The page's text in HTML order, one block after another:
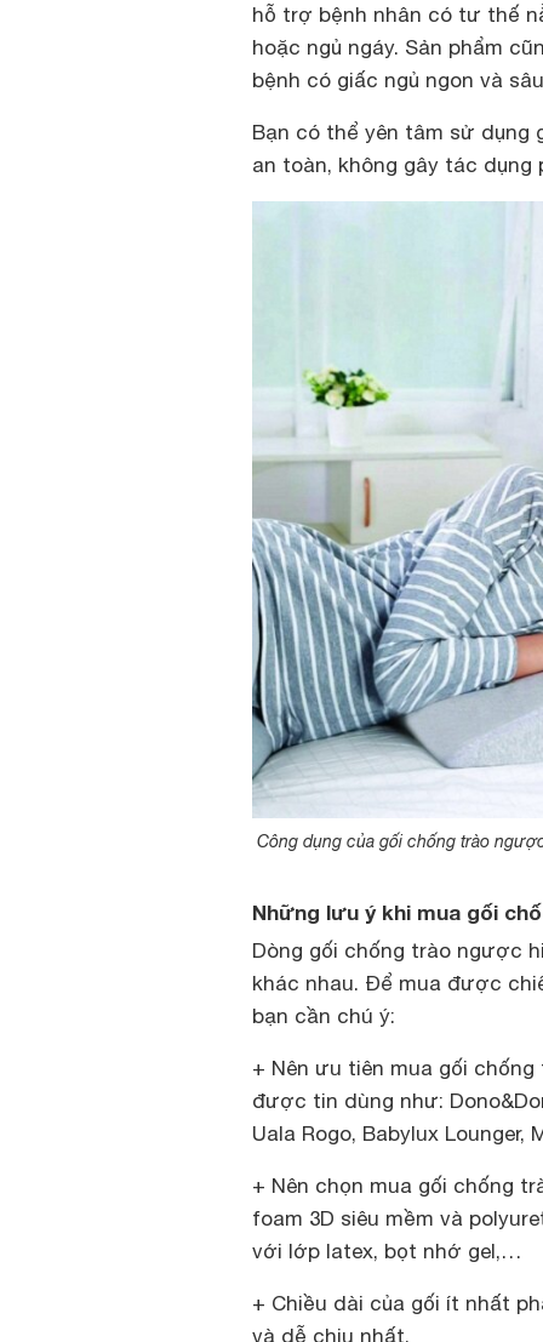
hỗ trợ bệnh nhân có tư thế
hoặc ngủ ngáy. Sản phẩm
bệnh có giấc ngủ ngon và
Bạn có thể yên tâm sử
an toàn, không gây tác dụng
Công dụng của gối chống trào
Những lưu ý khi mua gối
Dòng gối chống trào ngược
khác nhau. Để mua được
bạn cần chú ý:
+ Nên ưu tiên mua gối
được tin dùng như:
Uala Rogo, Babylux Lounger,
+ Nên chọn mua gối chống
foam 3D siêu mềm và
với lớp latex, bọt nhớ gel,…
+ Chiều dài của gối ít nhất
và dễ chịu nhất.